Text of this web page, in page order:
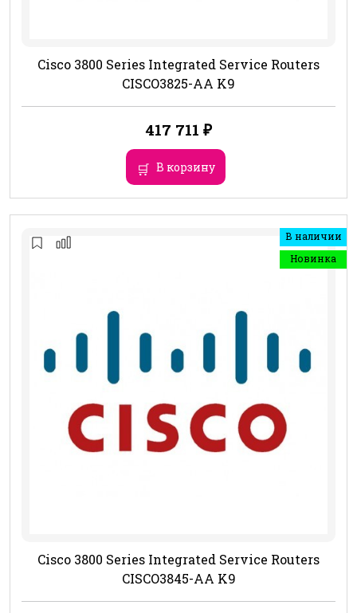
Cisco 3800 Series Integrated Service Routers
CISCO3825-AA K9
417 711 ₽
В корзину
В наличии
Новинка
Cisco 3800 Series Integrated Service Routers
CISCO3845-AA K9